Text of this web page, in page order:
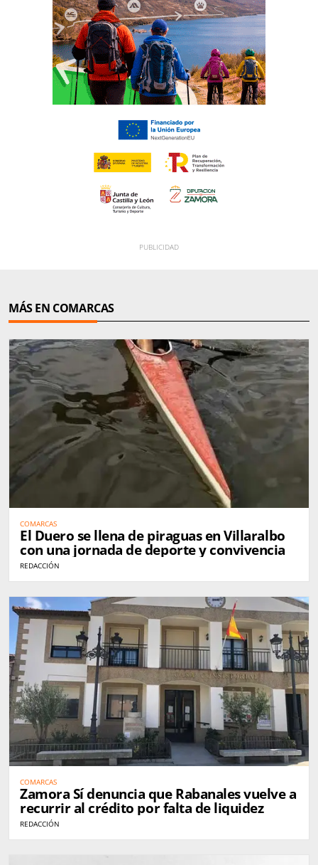
MÁS EN COMARCAS
COMARCAS
El Duero se llena de piraguas en Villaralbo
con una jornada de deporte y convivencia
REDACCIÓN
COMARCAS
Zamora Sí denuncia que Rabanales vuelve a
recurrir al crédito por falta de liquidez
REDACCIÓN